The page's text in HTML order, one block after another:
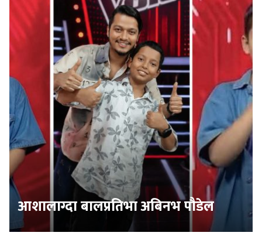
आशालाग्दा बालप्रतिभा अबिनभ पौडेल